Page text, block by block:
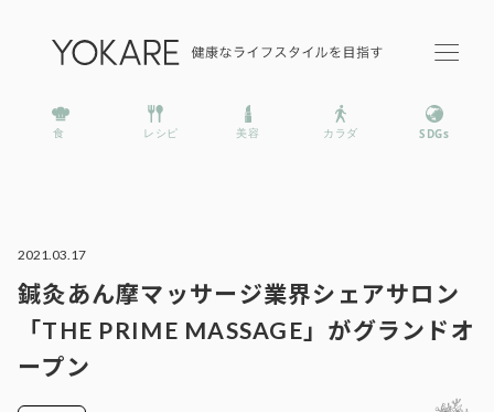
2021.03.17
鍼灸あん摩マッサージ業界シェアサロン
「THE PRIME MASSAGE」がグランドオ
ープン